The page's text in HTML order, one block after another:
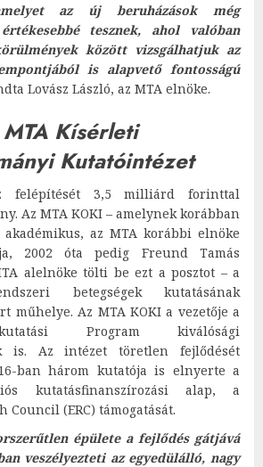
az új beruházások még
tesznek, ahol valóban
között vizsgálhatjuk az
is alapvető fontosságú
Lovász László, az MTA elnöke.
Kísérleti
Kutatóintézet
felépítését 3,5 milliárd forinttal
Az MTA KOKI – amelynek korábban
akadémikus, az MTA korábbi elnöke
2002 óta pedig Freund Tamás
alelnöke tölti be ezt a posztot – a
betegségek kutatásának
műhelye. Az MTA KOKI a vezetője a
Program kiválósági
is. Az intézet töretlen fejlődését
ban három kutatója is elnyerte a
kutatásfinanszírozási alap, a
Council (ERC) támogatását.
épülete a fejlődés gátjává
veszélyezteti az egyedülálló, nagy